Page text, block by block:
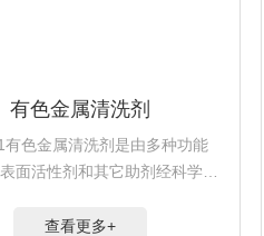
有色金属清洗剂
色金属清洗剂是由多种功能
面活性剂和其它助剂经科学复
查看更多+